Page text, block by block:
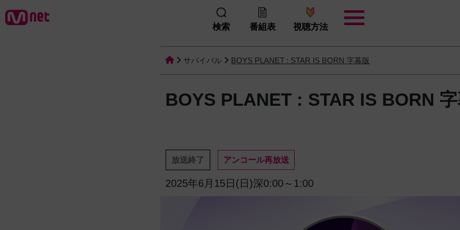
検索 番組表 視聴方法
サバイバル BOYS PLANET : STAR IS BORN 字幕版
BOYS PLANET : STAR IS BORN
放送終了 アンコール再放送
2025年6月15日(日)深0:00～1:00